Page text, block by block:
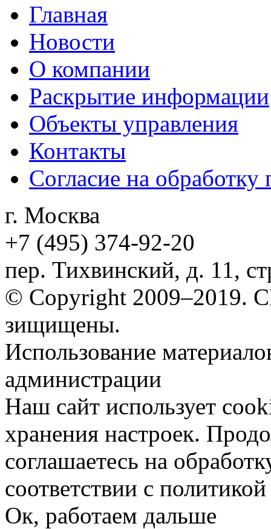
Главная
Новости
О компании
Раскрытие информации
Объекты управления
Контакты
Согласие на
г. Москва
+7 (495) 374-92-20
пер. Тихвинский, д. 11,
© Copyright 2009–2019.
зищищены.
Использование
администрации
Наш сайт использует
хранения настроек.
соглашаетесь на
соответствии с
Ок, работаем дальше